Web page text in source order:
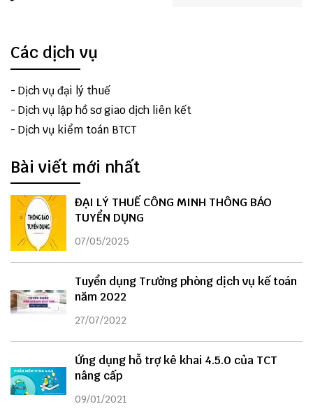
Các dịch vụ
- Dịch vụ đại lý thuế
- Dịch vụ lập hồ sơ giao dịch liên kết
- Dịch vụ kiểm toán BTCT
Bài viết mới nhất
ĐẠI LÝ THUẾ CÔNG MINH THÔNG BÁO
TUYỂN DỤNG
07/05/2025
Tuyển dụng Trưởng phòng dịch vụ kế toán
năm 2022
27/07/2022
Ứng dụng hỗ trợ kê khai 4.5.0 của TCT
nâng cấp
09/01/2021